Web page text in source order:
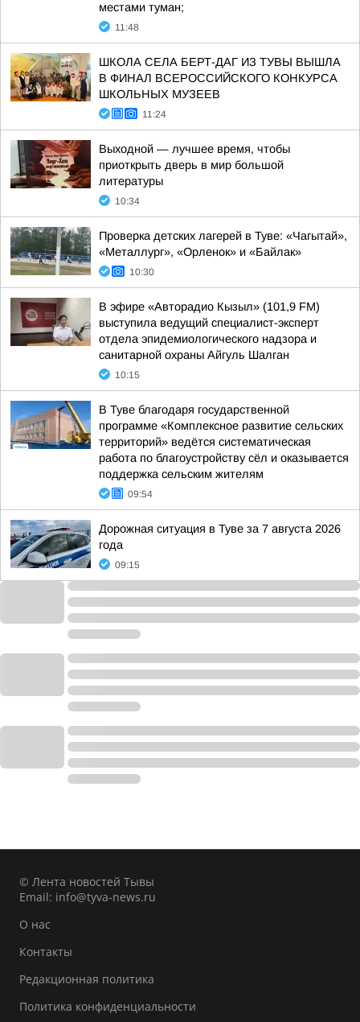
местами туман;
11:48
ШКОЛА СЕЛА БЕРТ-ДАГ ИЗ ТУВЫ ВЫШЛА
В ФИНАЛ ВСЕРОССИЙСКОГО КОНКУРСА
ШКОЛЬНЫХ МУЗЕЕВ
11:24
Выходной — лучшее время, чтобы
приоткрыть дверь в мир большой
литературы
10:34
Проверка детских лагерей в Туве: «Чагытай»,
«Металлург», «Орленок» и «Байлак»
10:30
В эфире «Авторадио Кызыл» (101,9 FM)
выступила ведущий специалист-эксперт
отдела эпидемиологического надзора и
санитарной охраны Айгуль Шалган
10:15
В Туве благодаря государственной
программе «Комплексное развитие сельских
территорий» ведётся систематическая
работа по благоустройству сёл и оказывается
поддержка сельским жителям
09:54
Дорожная ситуация в Туве за 7 августа 2026
года
09:15
© Лента новостей Тывы
Email: info@tyva-news.ru
О нас
Контакты
Редакционная политика
Политика конфиденциальности